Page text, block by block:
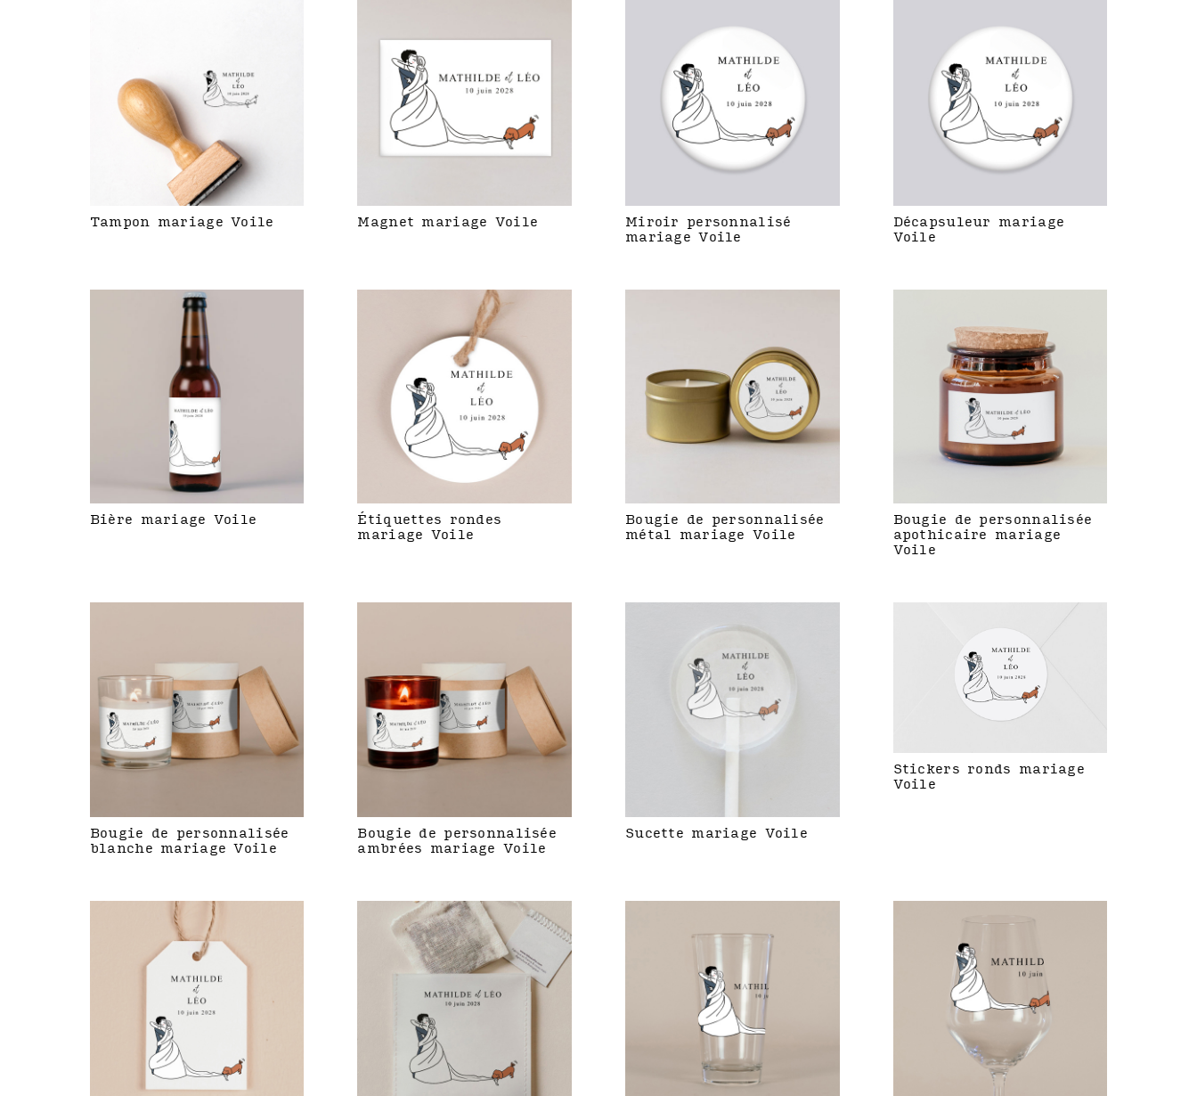
Tampon mariage Voile Magnet mariage Voile
Miroir personnalisé
mariage Voile
Décapsuleur mariage
Voile
Bière mariage Voile
Étiquettes rondes
mariage Voile
Bougie de personnalisée
métal mariage Voile
Bougie de personnalisée
apothicaire mariage
Voile
Bougie de personnalisée
blanche mariage Voile
Bougie de personnalisée
ambrées mariage Voile
Sucette mariage Voile
Stickers ronds mariage
Voile